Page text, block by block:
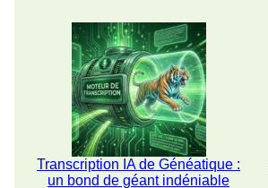
Transcription IA de Généatique :
un bond de géant indéniable